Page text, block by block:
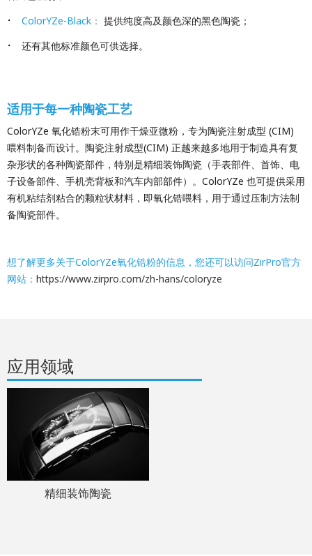
· ColorYZe-Black： 提供纯度高及颜色深的黑色陶瓷；
· 还有其他标准颜色可供选择。
适用于每一种陶瓷工艺
ColorYZe 氧化锆粉末可用作干燥亚微粉，专为陶瓷注射成型 (CIM)
喂料制备而设计。陶瓷注射成型(CIM) 正越来越多地用于制造具有复
杂形状的各种陶瓷部件，特别是精细装饰陶瓷（手表部件、首饰、电
子设备部件、手机壳背板和汽车内部部件）。ColorYZe 也可提供采用
有机粘结剂粘合的颗粒状材料，即氧化锆喂料，用于通过压制方法制
备陶瓷部件。
想了解更多关于ColorYZe氧化锆粉的信息，您还可以访问ZirPro官方
网站： https://www.zirpro.com/zh-hans/coloryze
应用领域
精细装饰陶瓷